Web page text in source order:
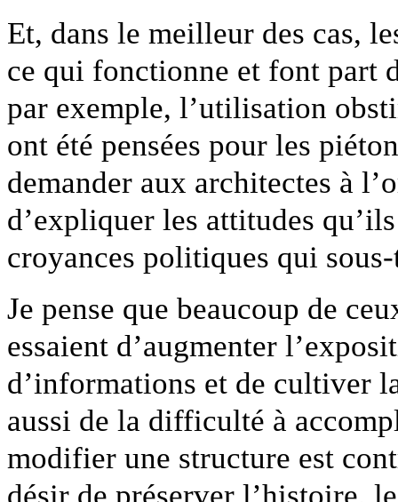
Et, dans le meilleur des cas,
ce qui fonctionne et font part
par exemple, l’utilisation
ont été pensées pour les
demander aux architectes à
d’expliquer les attitudes
croyances politiques qui
Je pense que beaucoup de
essaient d’augmenter
d’informations et de cultiver
aussi de la difficulté à
modifier une structure est
désir de préserver l’histoire,